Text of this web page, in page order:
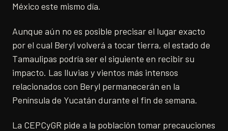
México este mismo día.
Aunque aún no es posible precisar el lugar exacto
por el cual Beryl volverá a tocar tierra, el estado de
Tamaulipas podría ser el siguiente en recibir su
impacto. Las lluvias y vientos más intensos
relacionados con Beryl permanecerán en la
Península de Yucatán durante el fin de semana.
La CEPCyGR pide a la población tomar precauciones